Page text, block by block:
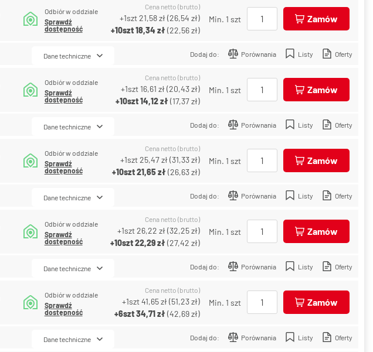
Odbiór w oddziale
Sprawdź
dostępność
Cena netto (brutto)
+1szt21,58 zł(26,54 zł)
+10szt18,34 zł(22,56 zł)
Min. 1 szt Zamów
Dodaj do: Porównania Listy Oferty
Dane techniczne
Odbiór w oddziale
Sprawdź
dostępność
Cena netto (brutto)
+1szt 16,61 zł(20,43 zł)
+10szt14,12 zł(17,37 zł)
Min. 1 szt Zamów
Dodaj do: Porównania Listy Oferty
Dane techniczne
Odbiór w oddziale
Sprawdź
dostępność
Cena netto (brutto)
+1szt25,47 zł(31,33 zł)
+10szt21,65 zł(26,63 zł)
Min. 1 szt Zamów
Dodaj do: Porównania Listy Oferty
Dane techniczne
Odbiór w oddziale
Sprawdź
dostępność
Cena netto (brutto)
+1szt26,22 zł(32,25 zł)
+10szt22,29 zł(27,42 zł)
Min. 1 szt Zamów
Dodaj do: Porównania Listy Oferty
Dane techniczne
Odbiór w oddziale
Sprawdź
dostępność
Cena netto (brutto)
+1szt41,65 zł(51,23 zł)
+6szt34,71 zł(42,69 zł)
Min. 1 szt Zamów
Dodaj do: Porównania Listy Oferty
Dane techniczne